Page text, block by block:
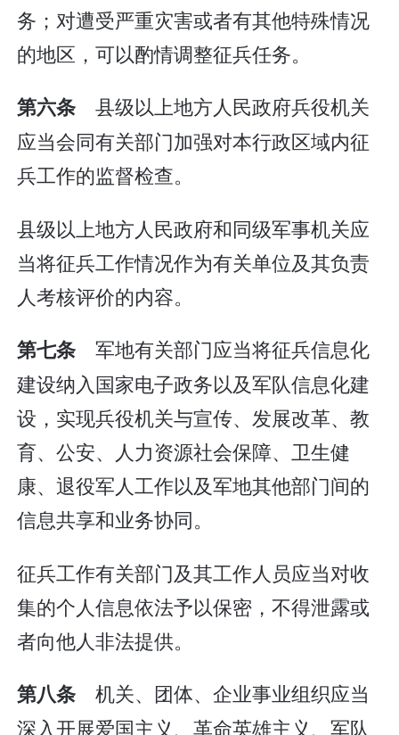
务；对遭受严重灾害或者有其他特殊情况
的地区，可以酌情调整征兵任务。
第六条 县级以上地方人民政府兵役机关
应当会同有关部门加强对本行政区域内征
兵工作的监督检查。
县级以上地方人民政府和同级军事机关应
当将征兵工作情况作为有关单位及其负责
人考核评价的内容。
第七条 军地有关部门应当将征兵信息化
建设纳入国家电子政务以及军队信息化建
设，实现兵役机关与宣传、发展改革、教
育、公安、人力资源社会保障、卫生健
康、退役军人工作以及军地其他部门间的
信息共享和业务协同。
征兵工作有关部门及其工作人员应当对收
集的个人信息依法予以保密，不得泄露或
者向他人非法提供。
第八条 机关、团体、企业事业组织应当
深入开展爱国主义、革命英雄主义、军队